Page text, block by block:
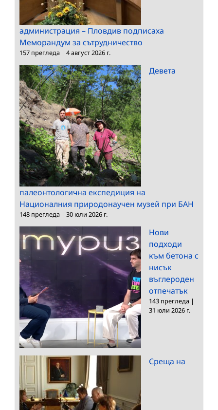
администрация – Пловдив подписаха
Меморандум за сътрудничество
157 прегледа | 4 август 2026 г.
Девета
палеонтологична експедиция на
Националния природонаучен музей при БАН
148 прегледа | 30 юли 2026 г.
Нови
подходи
към бетона с
нисък
въглероден
отпечатък
143 прегледа |
31 юли 2026 г.
Среща на